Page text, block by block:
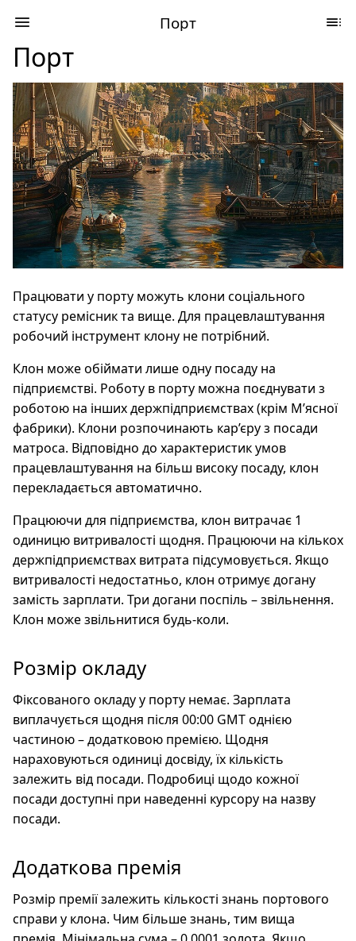
Порт
Порт
Працювати у порту можуть клони соціального
статусу ремісник та вище. Для працевлаштування
робочий інструмент клону не потрібний.
Клон може обіймати лише одну посаду на
підприємстві. Роботу в порту можна поєднувати з
роботою на інших держпідприємствах (крім М’ясної
фабрики). Клони розпочинають кар’єру з посади
матроса. Відповідно до характеристик умов
працевлаштування на більш високу посаду, клон
перекладається автоматично.
Працюючи для підприємства, клон витрачає 1
одиницю витривалості щодня. Працюючи на кількох
держпідприємствах витрата підсумовується. Якщо
витривалості недостатньо, клон отримує догану
замість зарплати. Три догани поспіль – звільнення.
Клон може звільнитися будь-коли.
Розмір окладу
Фіксованого окладу у порту немає. Зарплата
виплачується щодня після 00:00 GMT однією
частиною – додатковою премією. Щодня
нараховуються одиниці досвіду, їх кількість
залежить від посади. Подробиці щодо кожної
посади доступні при наведенні курсору на назву
посади.
Додаткова премія
Розмір премії залежить кількості знань портового
справи у клона. Чим більше знань, тим вища